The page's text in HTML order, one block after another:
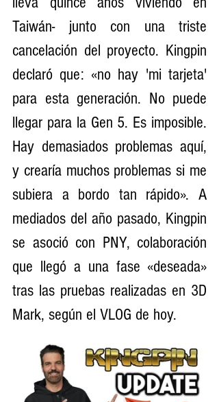
Taiwán- junto con una triste
cancelación del proyecto. Kingpin
declaró que: «no hay 'mi tarjeta'
para esta generación. No puede
llegar para la Gen 5. Es imposible.
Hay demasiados problemas aquí,
y crearía muchos problemas si me
subiera a bordo tan rápido». A
mediados del año pasado, Kingpin
se asoció con PNY, colaboración
que llegó a una fase «deseada»
tras las pruebas realizadas en 3D
Mark, según el VLOG de hoy.